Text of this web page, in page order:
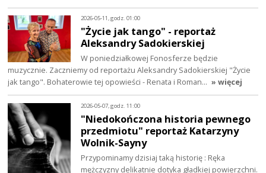
2026-05-11, godz. 01:00
"Życie jak tango" - reportaż
Aleksandry Sadokierskiej
W poniedziałkowej Fonosferze będzie
muzycznie. Zaczniemy od reportażu Aleksandry Sadokierskiej "Życie
jak tango". Bohaterowie tej opowieści - Renata i Roman… » więcej
2026-05-07, godz. 11:00
"Niedokończona historia pewnego
przedmiotu" reportaż Katarzyny
Wolnik-Sayny
Przypominamy dzisiaj taką historię : Ręka
mężczyzny delikatnie dotyka gładkiej powierzchni.